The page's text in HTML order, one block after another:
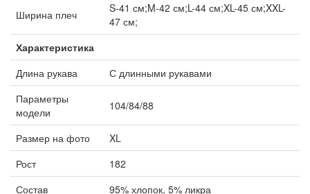
Ширина плеч
S-41 см;M-42 см;L-44 см;XL-45 см;XXL-
47 см;
Характеристика
Длина рукава
С длинными рукавами
Параметры
модели
104/84/88
Размер на фото
XL
Рост
182
Состав
95% хлопок, 5% ликра